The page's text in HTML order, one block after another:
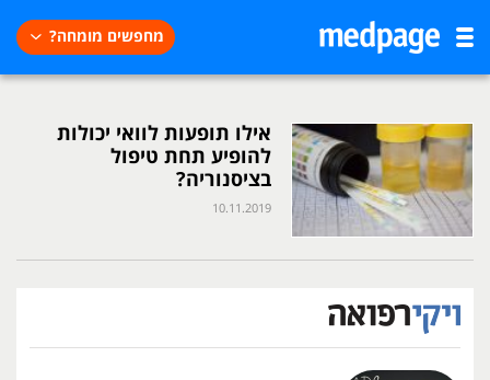
מחפשים מומחה?
אילו תופעות לוואי יכולות
להופיע תחת טיפול
בציסנוריה?
10.11.2019